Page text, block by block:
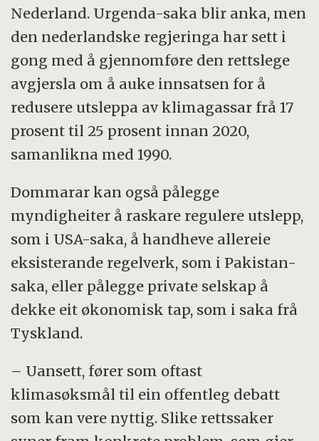
Nederland. Urgenda-saka blir anka, men
den nederlandske regjeringa har sett i
gong med å gjennomføre den rettslege
avgjersla om å auke innsatsen for å
redusere utsleppa av klimagassar frå 17
prosent til 25 prosent innan 2020,
samanlikna med 1990.
Dommarar kan også pålegge
myndigheiter å raskare regulere utslepp,
som i USA-saka, å handheve allereie
eksisterande regelverk, som i Pakistan-
saka, eller pålegge private selskap å
dekke eit økonomisk tap, som i saka frå
Tyskland.
– Uansett, fører som oftast
klimasøksmål til ein offentleg debatt
som kan vere nyttig. Slike rettssaker